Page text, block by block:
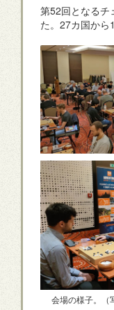
第52回となるチ
た。27カ国から
会場の様子。（